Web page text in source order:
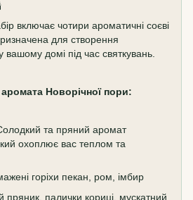
включає чотири ароматичні соєві
для створення
вашому домі під час святкувань.
Новорічної пори:
та пряний аромат
охоплює вас теплом та
горіхи пекан, ром, імбир
пряник, палички кориці, мускатний